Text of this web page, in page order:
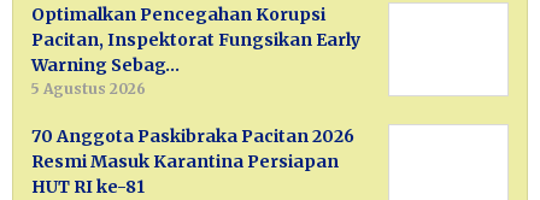
Optimalkan Pencegahan Korupsi
Pacitan, Inspektorat Fungsikan Early
Warning Sebag…
5 Agustus 2026
70 Anggota Paskibraka Pacitan 2026
Resmi Masuk Karantina Persiapan
HUT RI ke-81